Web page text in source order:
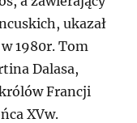
ukazał
1980r. Tom
Dalasa,
Francji
XVw.